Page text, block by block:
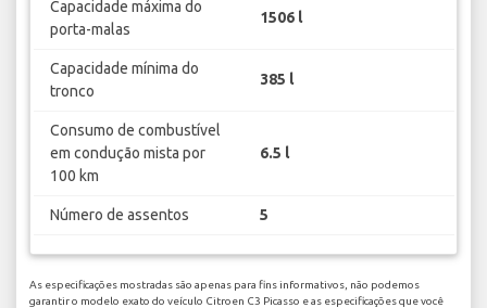
Capacidade máxima do
porta-malas
1506 l
Capacidade mínima do
tronco
385 l
Consumo de combustível
em condução mista por
100 km
6.5 l
Número de assentos 5
As especificações mostradas são apenas para fins informativos, não podemos
garantir o modelo exato do veículo Citroen C3 Picasso e as especificações que você